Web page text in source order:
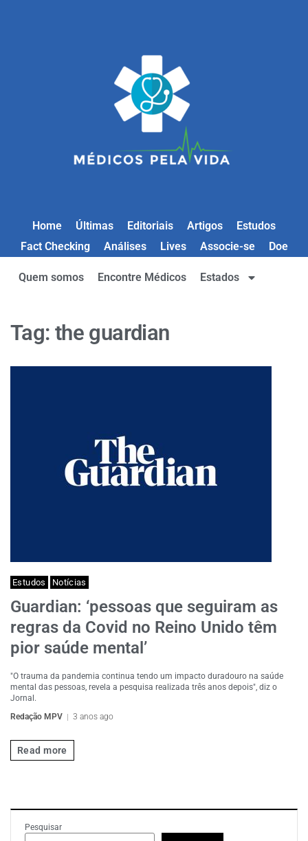
Home Últimas Editoriais Artigos
Estudos
Fact Checking
Análises Lives Associe-se Doe
Quem somos Encontre Médicos Estados
Tag: the guardian
Estudos Notícias
Guardian: ‘pessoas que seguiram as
regras da Covid no Reino Unido têm
pior saúde mental’
"O trauma da pandemia continua tendo um impacto duradouro na saúde
mental das pessoas, revela a pesquisa realizada três anos depois", diz o
Jornal.
Redação MPV
3 anos ago
Read more
Pesquisar